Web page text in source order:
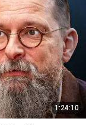
1:24:10